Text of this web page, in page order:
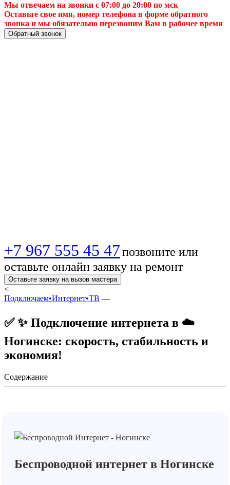
Мы отвечаем на звонки с 07:00 до 20:00 по мск
Оставьте свое имя, номер телефона в форме обратного
звонка и мы обязательно перезвоним Вам в рабочее время
Обратный звонок
+7 967 555 45 47позвоните или
оставьте онлайн заявку на ремонт
Оставьте заявку на вызов мастера
<
Подключаем•Интернет•ТВ —
✅ ✨ Подключение интернета в ☁️
Ногинске: скорость, стабильность и
экономия!
Содержание
Беспроводной интернет в Ногинске